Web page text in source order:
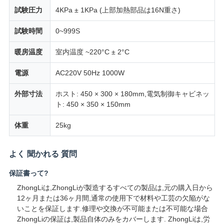
用
を
要
求
し
な
さ
い
VR
SHOW
試験圧力 4KPa ± 1KPa (上部加熱部品は16N重さ)
試験時間 0~999S
暖房温度 室内温度 ~220°C ± 2°C
電源 AC220V 50Hz 1000W
外部寸法
ホスト: 450 × 300 × 180mm,電気制御キャビネッ
ト: 450 × 350 × 150mm
体重 25kg
よく 聞かれる 質問
保証書って?
ZhongLiは,ZhongLiが製造するすべての製品は,元の購入日から
12ヶ月または36ヶ月間,通常の使用下で材料や工芸の欠陥がな
いことを保証します.修理や交換が不可能または不可能な場合
ZhongLiの保証は,製品自体のみをカバーします. ZhongLiは,労